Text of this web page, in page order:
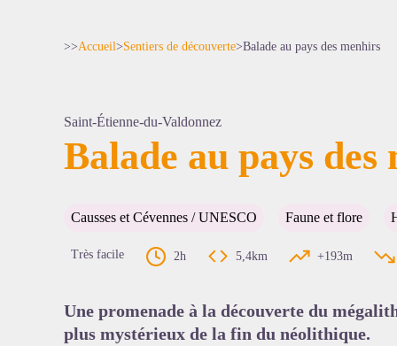
>>Accueil>Sentiers de découverte>Balade au pays des menhirs
Saint-Étienne-du-Valdonnez
Balade au pays des
Causses et Cévennes / UNESCO Faune et flore
Très facile 2h 5,4km +193m
Une promenade à la découverte du
plus mystérieux de la fin du néolithique.